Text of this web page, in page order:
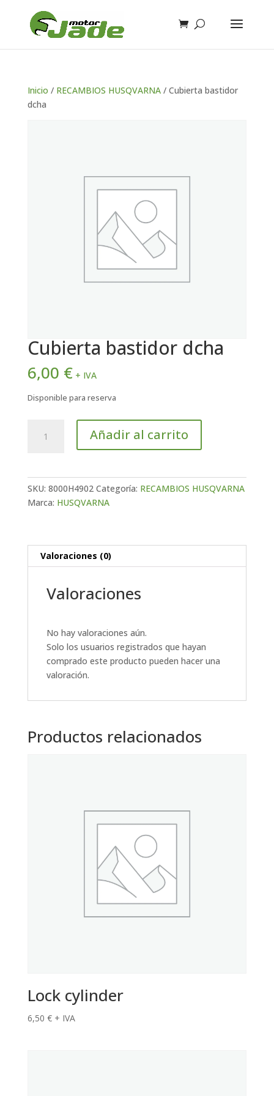
Inicio / RECAMBIOS HUSQVARNA/ Cubierta bastidor
dcha
Cubierta bastidor dcha
6,00 € + IVA
Disponible para reserva
bastidor
Añadir al carrito
SKU: 8000H4902 Categoría: RECAMBIOS HUSQVARNA
Marca: HUSQVARNA
Valoraciones (0)
Valoraciones
No hay valoraciones aún.
Solo los usuarios registrados que hayan
comprado este producto pueden hacer una
valoración.
Productos relacionados
Lock cylinder
6,50 € + IVA